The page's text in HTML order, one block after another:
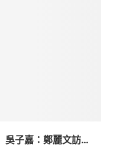
子嘉：鄭麗文訪...